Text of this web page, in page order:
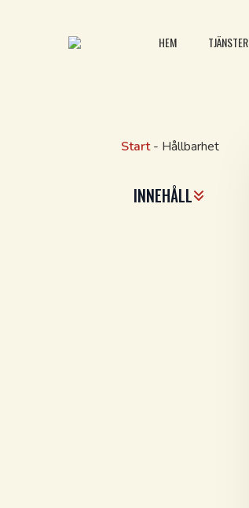
HEM TJÄNSTER
Start- Hållbarhet
INNEHÅLL